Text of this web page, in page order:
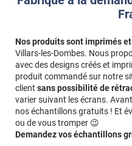
Nos produits sont imprimés
Villars-les-Dombes. Nous
avec des designs créés et
produit commandé sur notre
client sans possibilité de
varier suivant les écrans.
nos échantillons gratuits ! Et
ou de vous tromper 😉
Demandez vos échantillons